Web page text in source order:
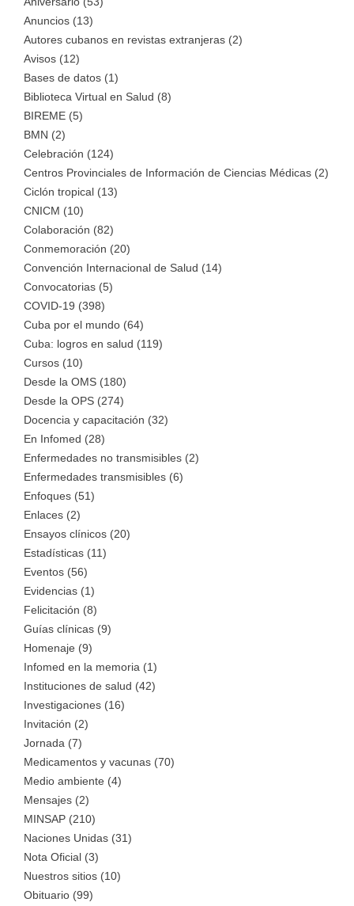
Anuncios (13)
Autores cubanos en revistas extranjeras (2)
Avisos (12)
Bases de datos (1)
Biblioteca Virtual en Salud (8)
BIREME (5)
BMN (2)
Celebración (124)
Centros Provinciales de Información de Ciencias Médicas (2)
Ciclón tropical (13)
CNICM (10)
Colaboración (82)
Conmemoración (20)
Convención Internacional de Salud (14)
Convocatorias (5)
COVID-19 (398)
Cuba por el mundo (64)
Cuba: logros en salud (119)
Cursos (10)
Desde la OMS (180)
Desde la OPS (274)
Docencia y capacitación (32)
En Infomed (28)
Enfermedades no transmisibles (2)
Enfermedades transmisibles (6)
Enfoques (51)
Enlaces (2)
Ensayos clínicos (20)
Estadísticas (11)
Eventos (56)
Evidencias (1)
Felicitación (8)
Guías clínicas (9)
Homenaje (9)
Infomed en la memoria (1)
Instituciones de salud (42)
Investigaciones (16)
Invitación (2)
Jornada (7)
Medicamentos y vacunas (70)
Medio ambiente (4)
Mensajes (2)
MINSAP (210)
Naciones Unidas (31)
Nota Oficial (3)
Nuestros sitios (10)
Obituario (99)